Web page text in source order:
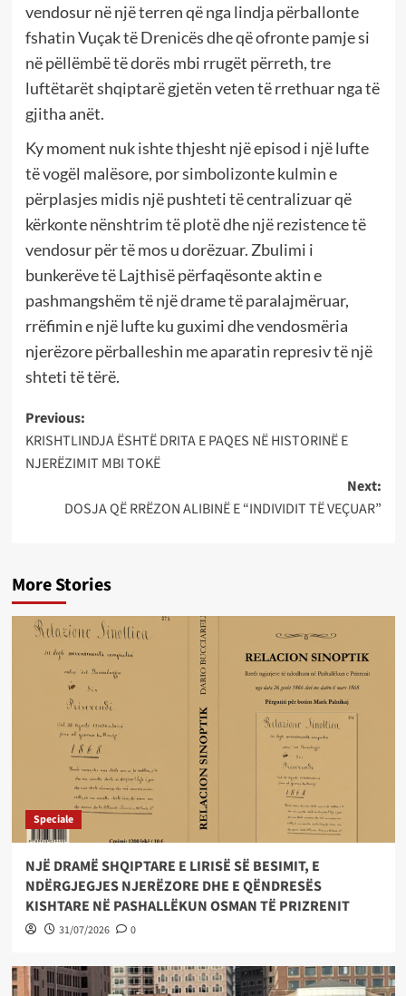
vendosur në një terren që nga lindja përballonte
fshatin Vuçak të Drenicës dhe që ofronte pamje si
në pëllëmbë të dorës mbi rrugët përreth, tre
luftëtarët shqiptarë gjetën veten të rrethuar nga të
gjitha anët.
Ky moment nuk ishte thjesht një episod i një lufte
të vogël malësore, por simbolizonte kulmin e
përplasjes midis një pushteti të centralizuar që
kërkonte nënshtrim të plotë dhe një rezistence të
vendosur për të mos u dorëzuar. Zbulimi i
bunkerëve të Lajthisë përfaqësonte aktin e
pashmangshëm të një drame të paralajmëruar,
rrëfimin e një lufte ku guximi dhe vendosmëria
njerëzore përballeshin me aparatin represiv të një
shteti të tërë.
Post
navigation
Previous:
KRISHTLINDJA ËSHTË DRITA E PAQES NË HISTORINË E
NJERËZIMIT MBI TOKË
Next:
DOSJA QË RRËZON ALIBINË E “INDIVIDIT TË VEÇUAR”
More Stories
Speciale
NJË DRAMË SHQIPTARE E LIRISË SË BESIMIT, E
NDËRGJEGJES NJERËZORE DHE E QËNDRESËS
KISHTARE NË PASHALLËKUN OSMAN TË PRIZRENIT
31/07/2026 0